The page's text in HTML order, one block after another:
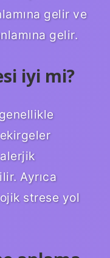
gelir ve
gelir.
iyi mi?
Ayrıca
strese yol